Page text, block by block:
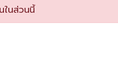
ในส่วนนี้